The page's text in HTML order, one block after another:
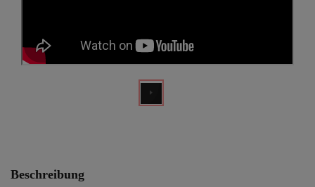
Beschreibung